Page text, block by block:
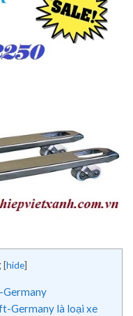
[hide]
Germany là loại xe